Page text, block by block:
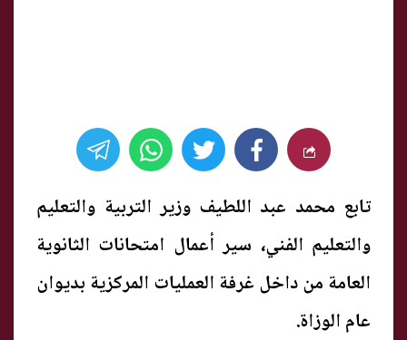
تابع محمد عبد اللطيف وزير التربية والتعليم
والتعليم الفني، سير أعمال امتحانات الثانوية
العامة من داخل غرفة العمليات المركزية بديوان
عام الوزاة.